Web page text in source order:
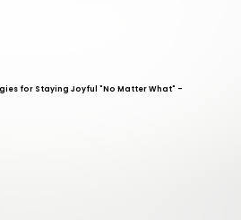
for Staying Joyful "No Matter What" -